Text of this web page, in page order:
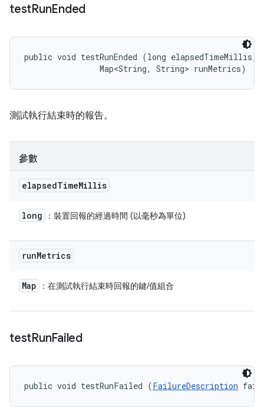
testRunEnded
public void testRunEnded (long elapsedTimeMillis,
                Map<String, String> runMetrics)
測試執行結束時的報告。
參數
elapsedTimeMillis
long ：裝置回報的經過時間 (以毫秒為單位)
runMetrics
Map ：在測試執行結束時回報的鍵/值組合
testRunFailed
public void testRunFailed (FailureDescription